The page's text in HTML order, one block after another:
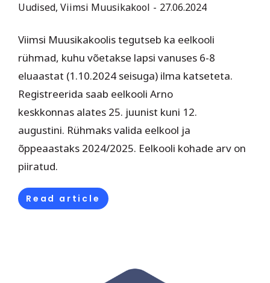
Uudised, Viimsi Muusikakool 27.06.2024
Viimsi Muusikakoolis tegutseb ka eelkooli
rühmad, kuhu võetakse lapsi vanuses 6-8
eluaastat (1.10.2024 seisuga) ilma katseteta.
Registreerida saab eelkooli Arno
keskkonnas alates 25. juunist kuni 12.
augustini. Rühmaks valida eelkool ja
õppeaastaks 2024/2025. Eelkooli kohade arv on
piiratud.
Read article